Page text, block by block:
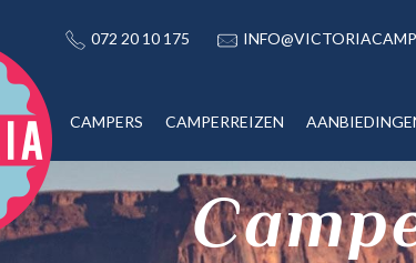
072 20 10 175
CAMPERS CAMPERREIZEN